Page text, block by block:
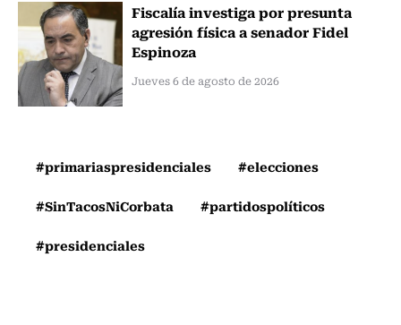
Fiscalía investiga por presunta
agresión física a senador Fidel
Espinoza
Jueves 6 de agosto de 2026
#primariaspresidenciales
#elecciones
#SinTacosNiCorbata
#partidospolíticos
#presidenciales